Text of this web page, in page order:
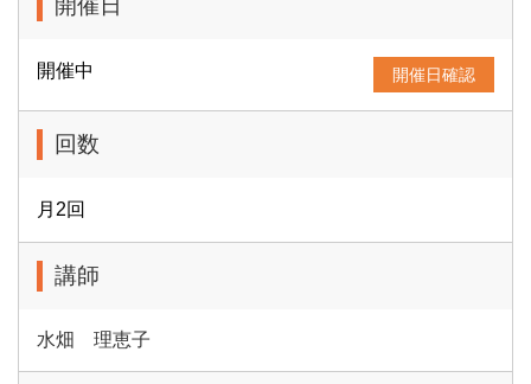
開催中 開催日確認
回数
月2回
講師
水畑 理恵子